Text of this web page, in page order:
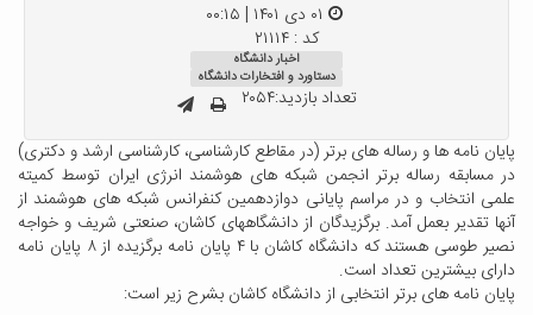
۰۱ دی ۱۴۰۱ | ۰۰:۱۵
کد : ۲۱۱۱۴
اخبار دانشگاه
دستاورد و افتخارات دانشگاه
تعداد بازدید:۲۰۵۴
پایان نامه ها و رساله های برتر (در مقاطع کارشناسی، کارشناسی ارشد و دکتری)
در مسابقه رساله برتر انجمن شبکه های هوشمند انرژی ایران توسط کمیته
علمی انتخاب و در مراسم پایانی دوازدهمین کنفرانس شبکه های هوشمند از
آنها تقدیر بعمل آمد. برگزیدگان از دانشگاههای کاشان، صنعتی شریف و خواجه
نصیر طوسی هستند که دانشگاه کاشان با ۴ پایان نامه برگزیده از ۸ پایان نامه
دارای بیشترین تعداد است.
پایان نامه های برتر انتخابی از دانشگاه کاشان بشرح زیر است: